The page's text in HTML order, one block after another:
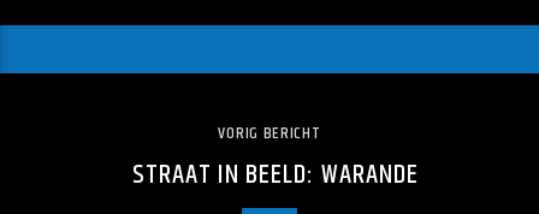
VORIG BERICHT
STRAAT IN BEELD: WARANDE